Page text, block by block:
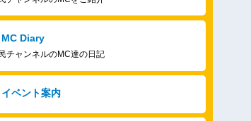
MC Diary
チャンネルのMC達の日記
イベント案内